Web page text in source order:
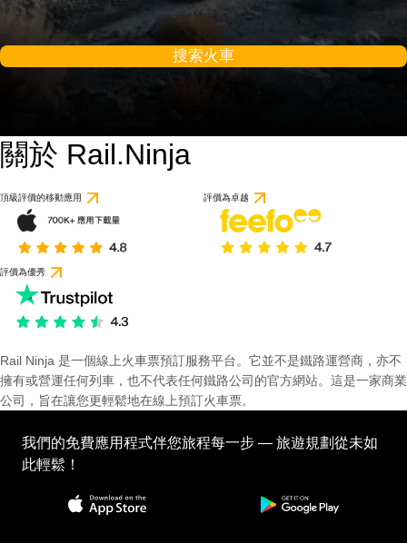
搜索火車
關於 Rail.Ninja
頂級評價的移動應用 評價為卓越
評價為優秀
Rail Ninja 是一個線上火車票預訂服務平台。它並不是鐵路運營商，亦不
擁有或營運任何列車，也不代表任何鐵路公司的官方網站。這是一家商業
公司，旨在讓您更輕鬆地在線上預訂火車票。
我們的免費應用程式伴您旅程每一步 — 旅遊規劃從未如
此輕鬆！